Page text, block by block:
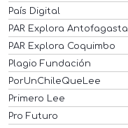
País Digital
PAR Explora Antofagasta
PAR Explora Coquimbo
Plagio Fundación
PorUnChileQueLee
Primero Lee
Pro Futuro